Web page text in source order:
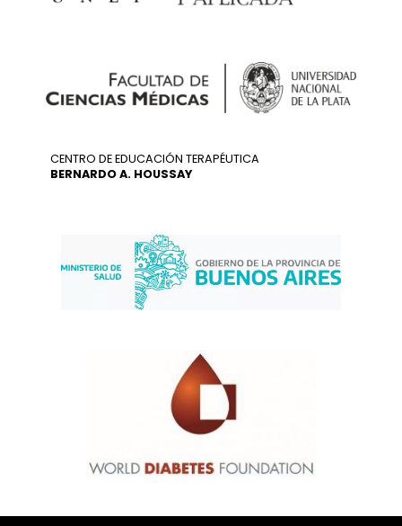
CENTRO DE EDUCACIÓN TERAPÉUTICA
BERNARDO A. HOUSSAY